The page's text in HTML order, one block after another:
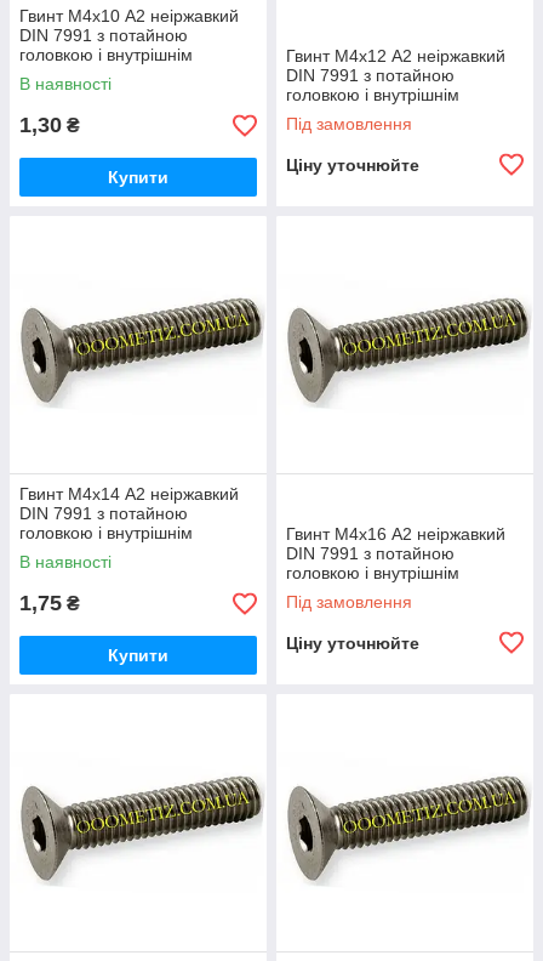
Гвинт М4х10 А2 неіржавкий
DIN 7991 з потайною
головкою і внутрішнім
шестигранником
В наявності
1,30 ₴
Купити
Гвинт М4х12 А2 неіржавкий
DIN 7991 з потайною
головкою і внутрішнім
шестигранником
Під замовлення
Ціну уточнюйте
Гвинт М4х14 А2 неіржавкий
DIN 7991 з потайною
головкою і внутрішнім
шестигранником
В наявності
1,75 ₴
Купити
Гвинт М4х16 А2 неіржавкий
DIN 7991 з потайною
головкою і внутрішнім
шестигранником
Під замовлення
Ціну уточнюйте